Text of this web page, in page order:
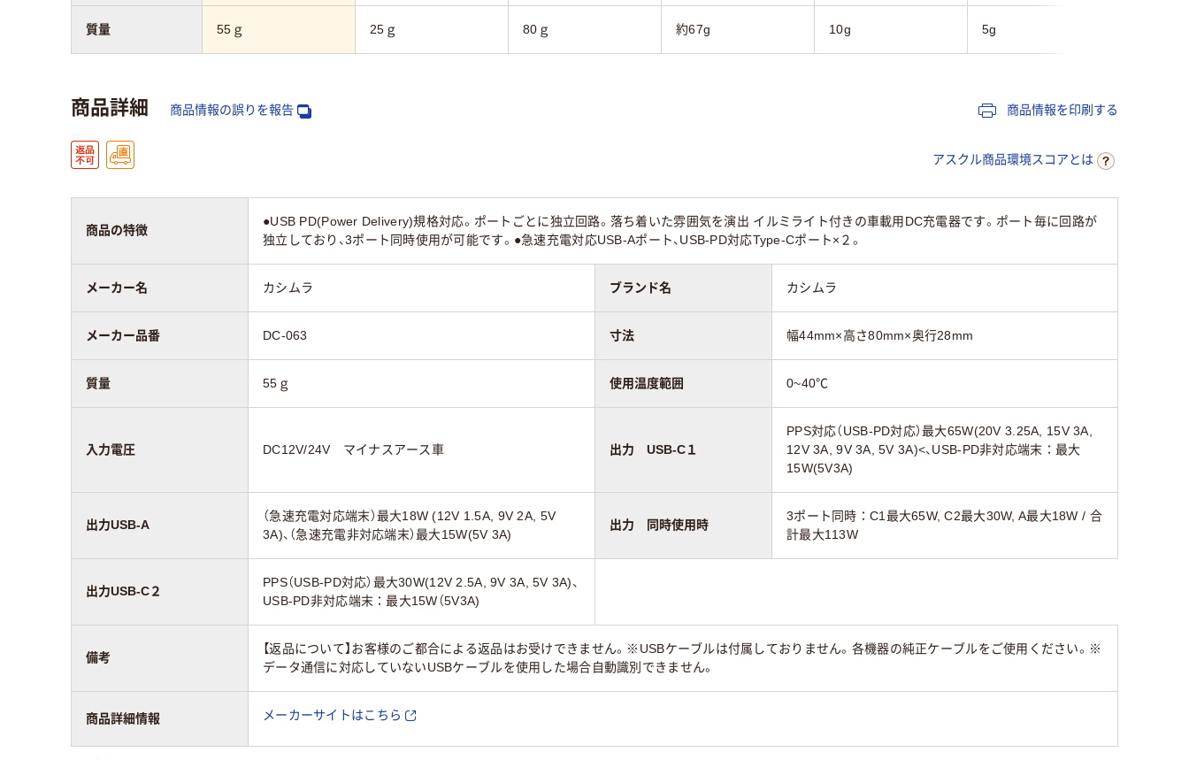
55ｇ 25ｇ 80ｇ 約67g 10g 5g
質量
商品詳細 商品情報の誤りを報告 商品情報を印刷する
アスクル商品環境スコアとは
商品の特徴
●USB PD(Power Delivery)規格対応。ポートごとに独立回路。落ち着いた雰囲気を演出 イルミライト付きの車載用DC充電器です。ポート毎に回路が
独立しており、3ポート同時使用が可能です。●急速充電対応USB-Aポート、USB-PD対応Type-Cポート×２。
メーカー名 カシムラ ブランド名 カシムラ
メーカー品番 DC-063 寸法 幅44mm×高さ80mm×奥行28mm
質量 55ｇ 使用温度範囲 0~40℃
入力電圧 DC12V/24V マイナスアース車 出力 USB-C１
PPS対応（USB-PD対応）最大65W(20V 3.25A, 15V 3A,
12V 3A, 9V 3A, 5V 3A)<、USB-PD非対応端末：最大
15W(5V3A)
出力USB-A
（急速充電対応端末）最大18W (12V 1.5A, 9V 2A, 5V
3A)、（急速充電非対応端末）最大15W(5V 3A)
出力 同時使用時
3ポート同時：C1最大65W, C2最大30W, A最大18W / 合
計最大113W
出力USB-C２
PPS（USB-PD対応）最大30W(12V 2.5A, 9V 3A, 5V 3A)、
USB-PD非対応端末：最大15W（5V3A)
備考
【返品について】お客様のご都合による返品はお受けできません。※USBケーブルは付属しておりません。各機器の純正ケーブルをご使用ください。※
データ通信に対応していないUSBケーブルを使用した場合自動識別できません。
商品詳細情報 メーカーサイトはこちら